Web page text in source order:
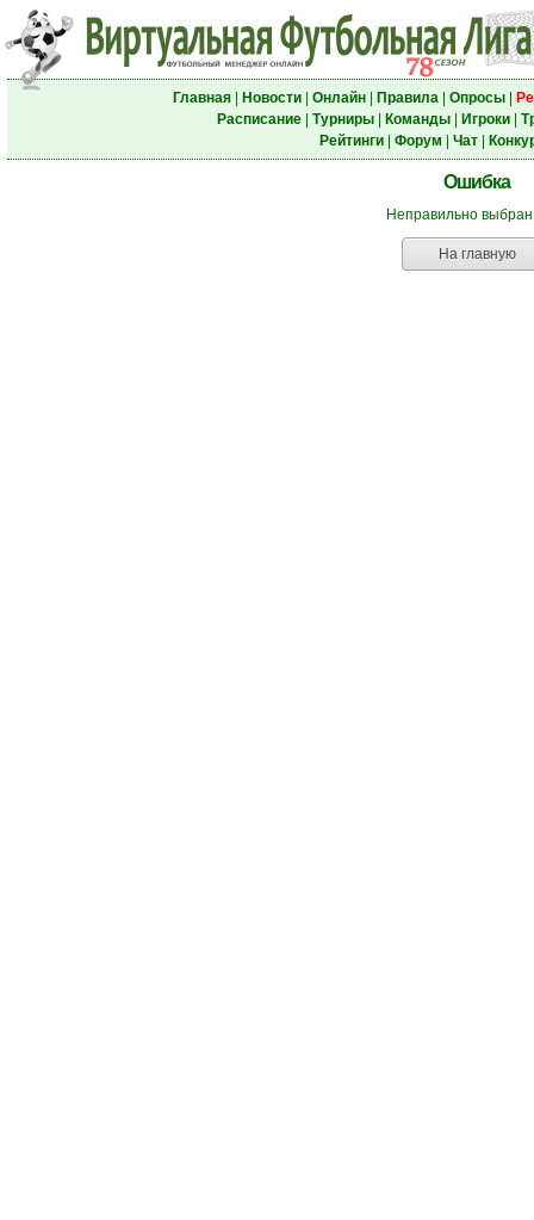
Главная| Новости| Онлайн| Правила| Опросы|
Расписание| Турниры| Команды| Игроки|
Рейтинги| Форум Чат|
Ошибка
Неправильно
На главную